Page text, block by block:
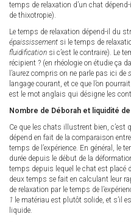
temps de relaxation d’un chat
de thixotropie).
Le temps de relaxation dépend-il du
épaississement si le temps de
fluidification si c’est le contraire). Le
récipient ? (en rhéologie on étudie ça
l’aurez compris on ne parle pas ici de
langage courant, et ce que l’on
est le mot anglais qui désigne les
Nombre de Déborah et liquidité
Ce que les chats illustrent bien, c’est
dépend en fait de la comparaison
temps de l’expérience. En général, le
durée depuis le début de la
temps depuis lequel le chat est placé
deux temps se fait en calculant leur
de relaxation par le temps de
1 le matériau est plutôt solide, et s’il
liquide.